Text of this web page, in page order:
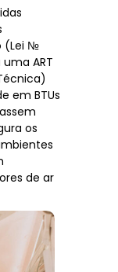
(Lei №
ART
em BTUs
os
de ar